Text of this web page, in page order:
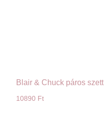
Blair & Chuck páros szett
10890 Ft